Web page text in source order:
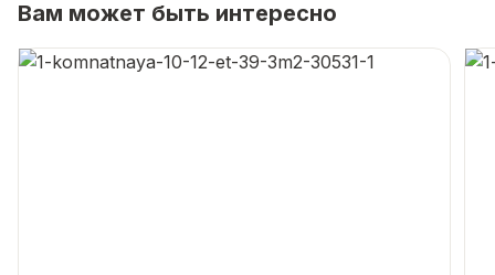
планировка,
собственник,
Вам может быть интересно